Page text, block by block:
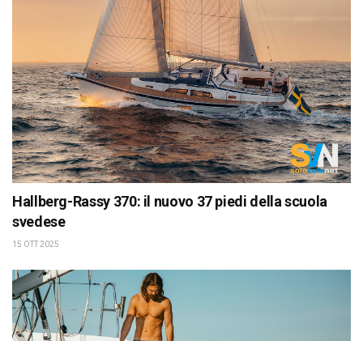
Hallberg-Rassy 370: il nuovo 37 piedi della scuola
svedese
15 OTT 2025